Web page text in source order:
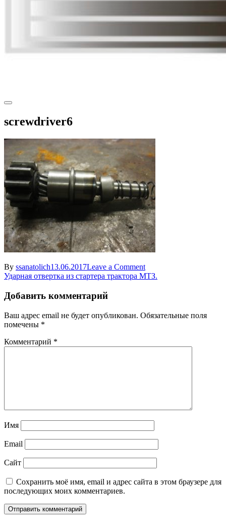
screwdriver6
By ssanatolich13.06.2017Leave a Commenton
screwdriver6
Навигация
по
записям
Ударная отвертка из стартера трактора МТЗ.
Добавить комментарий
Ваш адрес email не будет опубликован. Обязательные поля
помечены *
Комментарий *
Имя
Email
Сайт
Сохранить моё имя, email и адрес сайта в этом браузере для
последующих моих комментариев.